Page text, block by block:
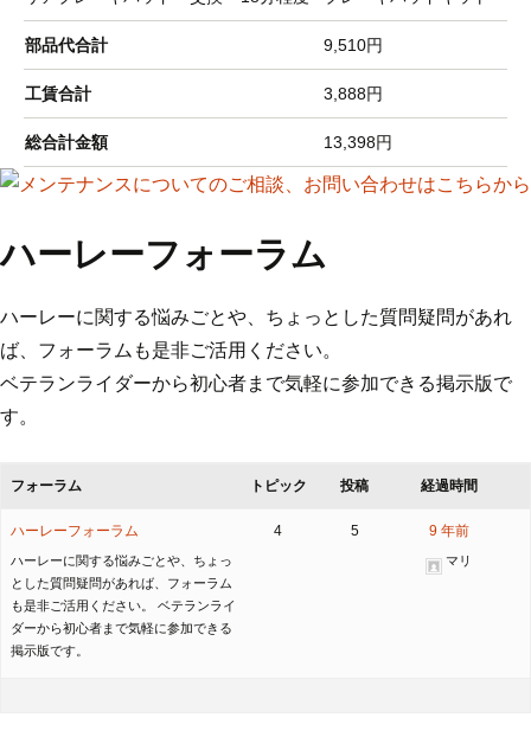
部品代合計 9,510円
工賃合計 3,888円
総合計金額 13,398円
ハーレーフォーラム
ハーレーに関する悩みごとや、ちょっとした質問疑問があれ
ば、フォーラムも是非ご活用ください。
ベテランライダーから初心者まで気軽に参加できる掲示版で
す。
フォーラム トピック 投稿 経過時間
ハーレーフォーラム
ハーレーに関する悩みごとや、ちょっ
とした質問疑問があれば、フォーラム
も是非ご活用ください。 ベテランライ
ダーから初心者まで気軽に参加できる
掲示版です。
4 5 9 年前
マリ